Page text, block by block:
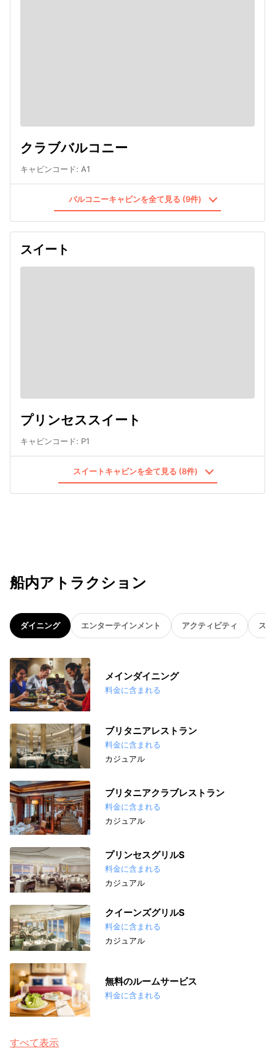
クラブバルコニー
キャビンコード: A1
バルコニーキャビンを全て見る (9件)
スイート
プリンセススイート
キャビンコード: P1
スイートキャビンを全て見る (8件)
船内アトラクション
ダイニング エンターテインメント アクティビティ ス
メインダイニング
料金に含まれる
ブリタニアレストラン
料金に含まれる
カジュアル
ブリタニアクラブレストラン
料金に含まれる
カジュアル
プリンセスグリルS
料金に含まれる
カジュアル
クイーンズグリルS
料金に含まれる
カジュアル
無料のルームサービス
料金に含まれる
すべて表示